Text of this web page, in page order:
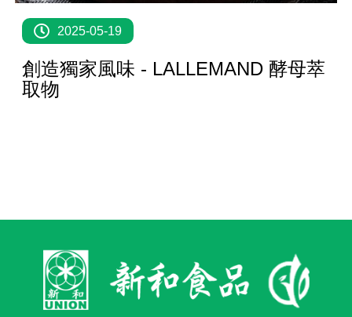
2025-05-19
創造獨家風味 - LALLEMAND 酵母萃
取物